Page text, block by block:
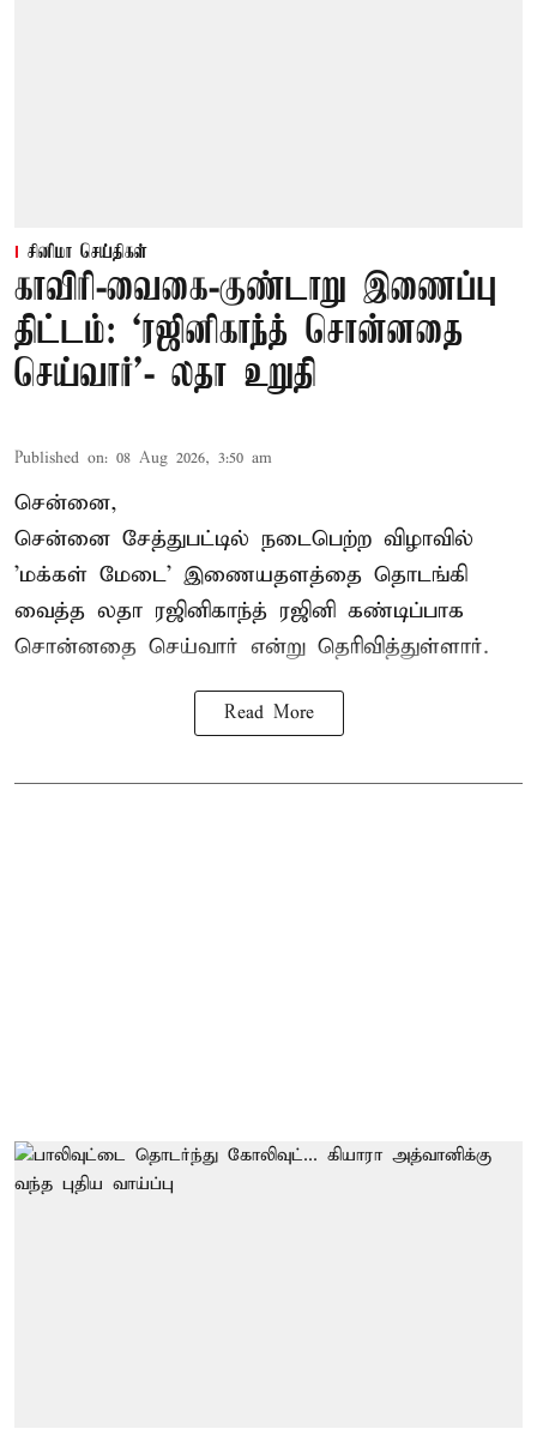
சினிமா செய்திகள்
காவிரி-வைகை-குண்டாறு இணைப்பு
திட்டம்: ‘ரஜினிகாந்த் சொன்னதை
செய்வார்’- லதா உறுதி
Published on: 08 Aug 2026, 3:50 am
சென்னை,
சென்னை சேத்துபட்டில் நடைபெற்ற விழாவில்
'மக்கள் மேடை' இணையதளத்தை தொடங்கி
வைத்த லதா ரஜினிகாந்த் ரஜினி கண்டிப்பாக
சொன்னதை செய்வார் என்று தெரிவித்துள்ளார்.
Read More